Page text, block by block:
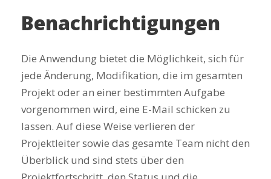
Benachrichtigungen
Die Anwendung bietet die Möglichkeit, sich für
jede Änderung, Modifikation, die im gesamten
Projekt oder an einer bestimmten Aufgabe
vorgenommen wird, eine E-Mail schicken zu
lassen. Auf diese Weise verlieren der
Projektleiter sowie das gesamte Team nicht den
Überblick und sind stets über den